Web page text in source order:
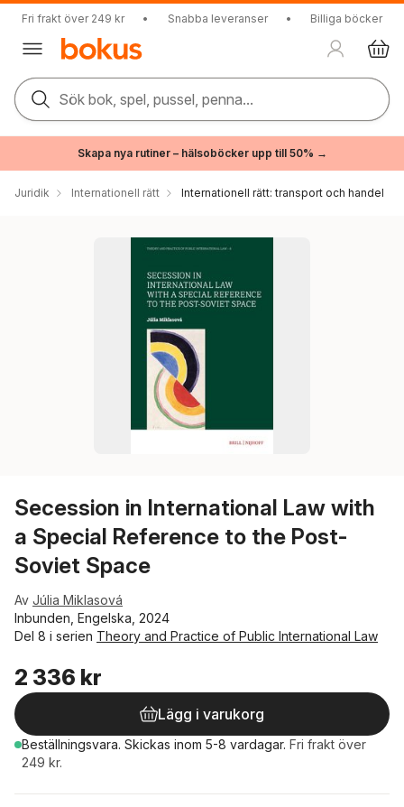
Fri frakt över 249 kr • Snabba leveranser • Billiga böcker
Sök bok, spel, pussel, penna...
Skapa nya rutiner – hälsoböcker upp till 50% →
Juridik Internationell rätt Internationell rätt: transport och handel
Secession in International Law with
a Special Reference to the Post-
Soviet Space
Av Júlia Miklasová
Inbunden, Engelska, 2024
Del 8 i serien Theory and Practice of Public International Law
2 336 kr
Lägg i varukorg
Beställningsvara. Skickas inom 5-8 vardagar. Fri frakt över
249 kr.